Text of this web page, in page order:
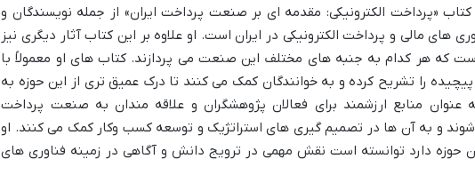
«پرداخت الکترونیکی: مقدمه ای بر صنعت پرداخت ایران» از جمله نویسندگان و
های مالی و پرداخت الکترونیکی در ایران است. او علاوه بر این کتاب آثار دیگری نیز
که هر کدام به جنبه های مختلف این صنعت می پردازند. کتاب های او معمولاً با
را تشریح کرده و به خوانندگان کمک می کنند تا درک عمیق تری از این حوزه به
عنوان منابع ارزشمند برای فعالان پژوهشگران و علاقه مندان به صنعت پرداخت
شوند و به آن ها در تصمیم گیری های استراتژیک و توسعه کسب وکار کمک می کنند. او
حوزه دارد توانسته است نقش مهمی در ترویج دانش و آگاهی در زمینه فناوری های